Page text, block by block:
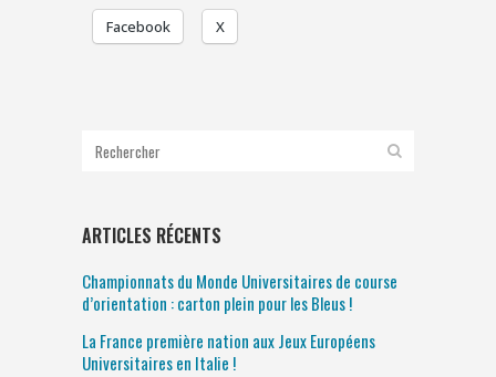
Facebook X
ARTICLES RÉCENTS
Championnats du Monde Universitaires de course
d’orientation : carton plein pour les Bleus !
La France première nation aux Jeux Européens
Universitaires en Italie !